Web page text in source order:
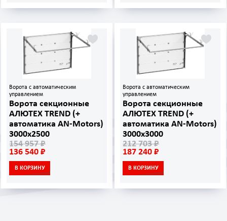
Ворота с автоматическим
управлением
Ворота секционные
АЛЮТЕХ TREND (+
автоматика AN‑Motors)
3000х2500
154 957 ₽
136 540 ₽
В КОРЗИНУ
Ворота с автоматическим
управлением
Ворота секционные
АЛЮТЕХ TREND (+
автоматика AN‑Motors)
3000х3000
212 703 ₽
187 240 ₽
В КОРЗИНУ